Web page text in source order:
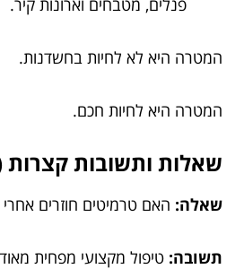
פנלים, מטבחים וארונות קיר.
המטרה היא לא לחיות בחשדנות.
המטרה היא לחיות חכם.
שאלות ותשובות קצרות
שאלה: האם טרמיטים חוזרים אחרי
תשובה: טיפול מקצועי מפחית